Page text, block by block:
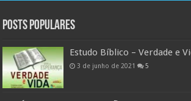
Posts populares
Estudo Bíblico – Verdade e
3 de junho de 2021 5